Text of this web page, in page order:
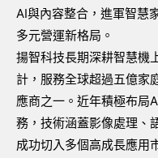
AI與內容整合，進軍智慧
多元營運新格局。
揚智科技長期深耕智慧機
計，服務全球超過五億家
應商之一。近年積極布局
務，技術涵蓋影像處理、
成功切入多個高成長應用